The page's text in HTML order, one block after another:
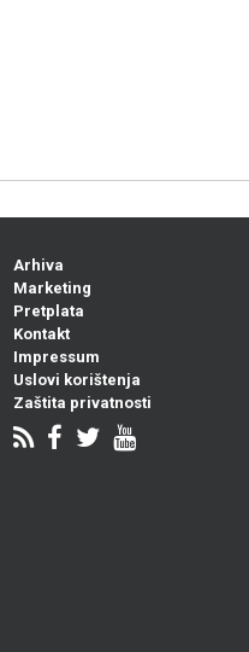
Arhiva
Marketing
Pretplata
Kontakt
Impressum
Uslovi korištenja
Zaštita privatnosti